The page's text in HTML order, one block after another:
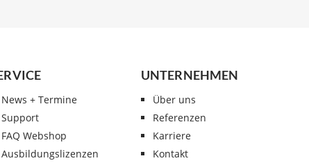
News + Termine
Support
FAQ Webshop
Ausbildungslizenzen
UNTERNEHMEN
Über uns
Referenzen
Karriere
Kontakt